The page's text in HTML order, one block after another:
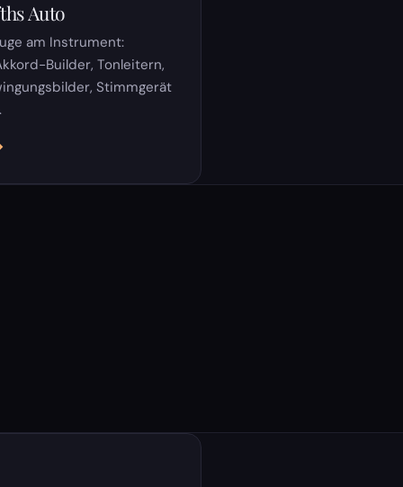
Auto
am Instrument:
Builder, Tonleitern,
Stimmgerät